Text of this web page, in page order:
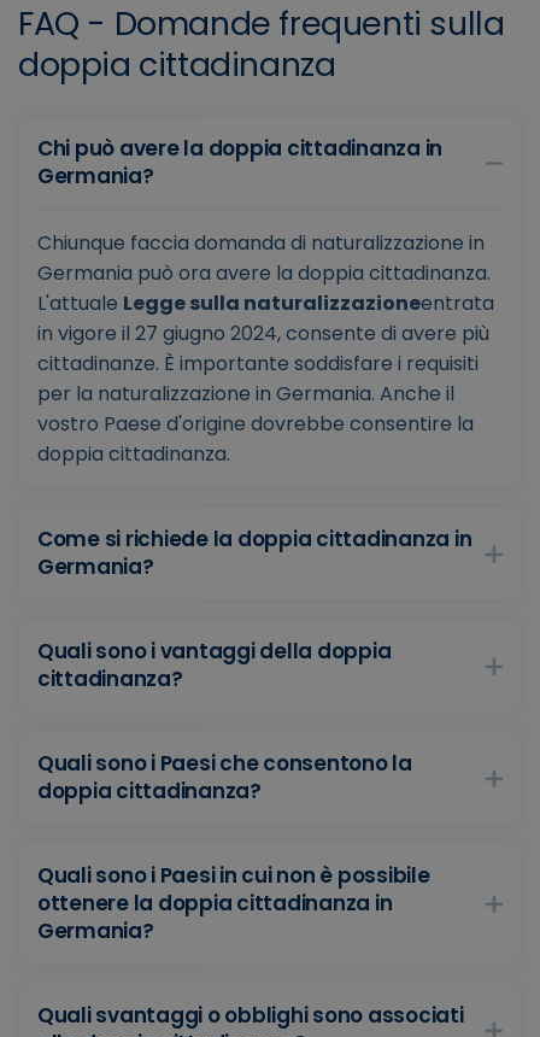
FAQ - Domande frequenti sulla
doppia cittadinanza
Chi può avere la doppia cittadinanza in
Germania?
Chiunque faccia domanda di naturalizzazione in
Germania può ora avere la doppia cittadinanza.
L'attuale Legge sulla naturalizzazioneentrata
in vigore il 27 giugno 2024, consente di avere più
cittadinanze. È importante soddisfare i requisiti
per la naturalizzazione in Germania. Anche il
vostro Paese d'origine dovrebbe consentire la
doppia cittadinanza.
Come si richiede la doppia cittadinanza in
Germania?
Quali sono i vantaggi della doppia
cittadinanza?
Quali sono i Paesi che consentono la
doppia cittadinanza?
Quali sono i Paesi in cui non è possibile
ottenere la doppia cittadinanza in
Germania?
Quali svantaggi o obblighi sono associati